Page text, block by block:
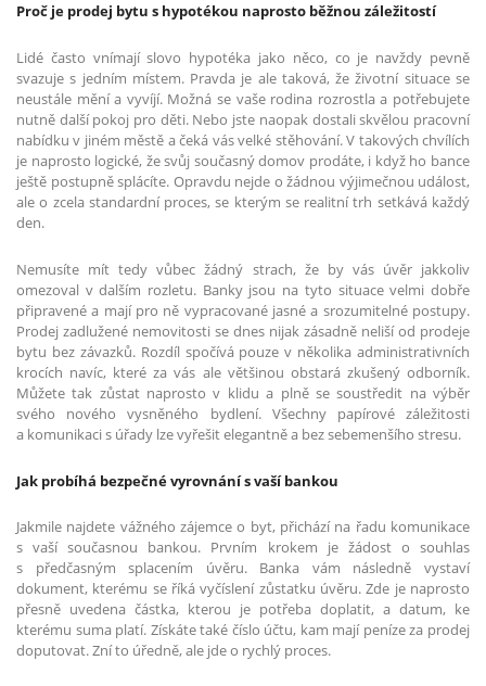
Proč je prodej bytu s hypotékou naprosto běžnou záležitostí
Lidé často vnímají slovo hypotéka jako něco, co je navždy pevně
svazuje s jedním místem. Pravda je ale taková, že životní situace se
neustále mění a vyvíjí. Možná se vaše rodina rozrostla a potřebujete
nutně další pokoj pro děti. Nebo jste naopak dostali skvělou pracovní
nabídku v jiném městě a čeká vás velké stěhování. V takových chvílích
je naprosto logické, že svůj současný domov prodáte, i když ho bance
ještě postupně splácíte. Opravdu nejde o žádnou výjimečnou událost,
ale o zcela standardní proces, se kterým se realitní trh setkává každý
den.
Nemusíte mít tedy vůbec žádný strach, že by vás úvěr jakkoliv
omezoval v dalším rozletu. Banky jsou na tyto situace velmi dobře
připravené a mají pro ně vypracované jasné a srozumitelné postupy.
Prodej zadlužené nemovitosti se dnes nijak zásadně neliší od prodeje
bytu bez závazků. Rozdíl spočívá pouze v několika administrativních
krocích navíc, které za vás ale většinou obstará zkušený odborník.
Můžete tak zůstat naprosto v klidu a plně se soustředit na výběr
svého nového vysněného bydlení. Všechny papírové záležitosti
a komunikaci s úřady lze vyřešit elegantně a bez sebemenšího stresu.
Jak probíhá bezpečné vyrovnání s vaší bankou
Jakmile najdete vážného zájemce o byt, přichází na řadu komunikace
s vaší současnou bankou. Prvním krokem je žádost o souhlas
s předčasným splacením úvěru. Banka vám následně vystaví
dokument, kterému se říká vyčíslení zůstatku úvěru. Zde je naprosto
přesně uvedena částka, kterou je potřeba doplatit, a datum, ke
kterému suma platí. Získáte také číslo účtu, kam mají peníze za prodej
doputovat. Zní to úředně, ale jde o rychlý proces.